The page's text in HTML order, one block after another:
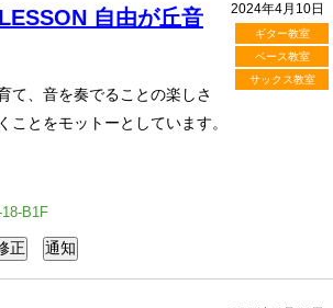
2024年4月10日
ギター教室
ベース教室
サックス教室
自由が丘音
て、音を奏でることの楽しさ
ことをモットーとしています。
B1F